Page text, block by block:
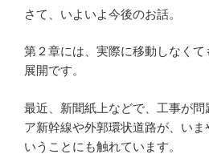
さて、いよいよ今後のお話。
第２章には、実際に移動しなくて
展開です。
最近、新聞紙上などで、工事が問
ア新幹線や外郭環状道路が、いま
いうことにも触れています。